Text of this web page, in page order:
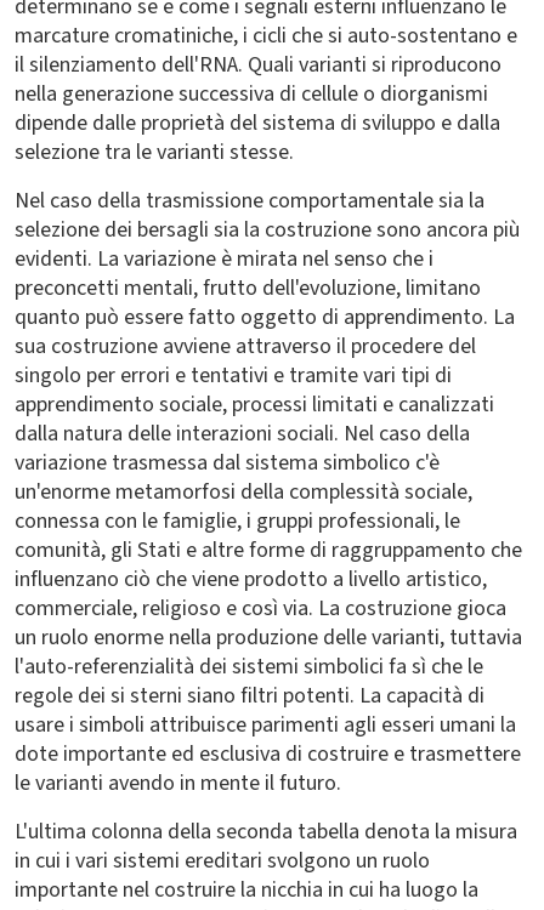
determinano se e come i segnali esterni influenzano le
marcature cromatiniche, i cicli che si auto-sostentano e
il silenziamento dell'RNA. Quali varianti si riproducono
nella generazione successiva di cellule o diorganismi
dipende dalle proprietà del sistema di sviluppo e dalla
selezione tra le varianti stesse.
Nel caso della trasmissione comportamentale sia la
selezione dei bersagli sia la costruzione sono ancora più
evidenti. La variazione è mirata nel senso che i
preconcetti mentali, frutto dell'evoluzione, limitano
quanto può essere fatto oggetto di apprendimento. La
sua costruzione avviene attraverso il procedere del
singolo per errori e tentativi e tramite vari tipi di
apprendimento sociale, processi limitati e canalizzati
dalla natura delle interazioni sociali. Nel caso della
variazione trasmessa dal sistema simbolico c'è
un'enorme metamorfosi della complessità sociale,
connessa con le famiglie, i gruppi professionali, le
comunità, gli Stati e altre forme di raggruppamento che
influenzano ciò che viene prodotto a livello artistico,
commerciale, religioso e così via. La costruzione gioca
un ruolo enorme nella produzione delle varianti, tuttavia
l'auto-referenzialità dei sistemi simbolici fa sì che le
regole dei si­ sterni siano filtri potenti. La capacità di
usare i simboli attribuisce parimenti agli esseri umani la
dote importante ed esclusiva di costruire e trasmettere
le varianti avendo in mente il futuro.
L'ultima colonna della seconda tabella denota la misura
in cui i vari sistemi ereditari svolgono un ruolo
importante nel costruire la nicchia in cui ha luogo la